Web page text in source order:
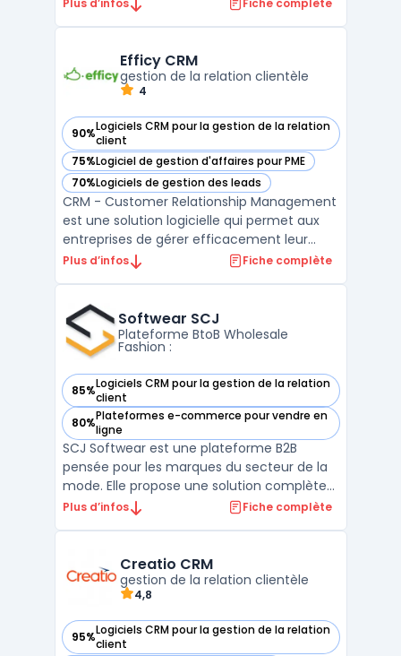
avec leurs clients et à automatiser les
tâches admini ...
Plus d’infos Fiche complète
Efficy CRM
gestion de la relation clientèle
4
90%Logiciels CRM pour la gestion de la relation
client
— voir Efficy CRM dans cette catégorie
75%Logiciel de gestion d'affaires pour PME
— voir Efficy CRM dans cette catégorie
70%Logiciels de gestion des leads
— voir Efficy CRM dans cette catégorie
CRM - Customer Relationship Management
est une solution logicielle qui permet aux
entreprises de gérer efficacement leur
relation client. Efficy CRM est l’un des
relation client tout-en-un pour les PME et
grandes entrep ...
Plus d’infos Fiche complète
Softwear SCJ
Plateforme BtoB Wholesale
Fashion :
85%Logiciels CRM pour la gestion de la relation
client
— voir Softwear SCJ dans cette catégorie
80%Plateformes e-commerce pour vendre en
ligne
— voir Softwear SCJ dans cette catégorie
SCJ Softwear est une plateforme B2B
pensée pour les marques du secteur de la
mode. Elle propose une solution complète
pour gérer efficacement l’activité
permet aux marques de simplifier les
commandes d’entrée de saison et de réa ...
Plus d’infos Fiche complète
Creatio CRM
gestion de la relation clientèle
4,8
95%Logiciels CRM pour la gestion de la relation
client
— voir Creatio CRM dans cette catégorie